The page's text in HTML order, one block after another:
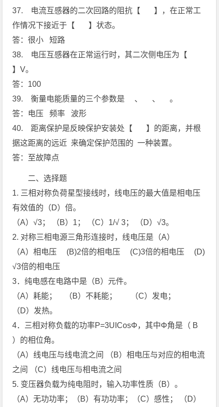
37. 电流互感器的二次回路的阻抗【 】，在正常工
作情况下接近于【 】状态。
答：很小 短路
38. 电压互感器在正常运行时，其二次侧电压为【
】V。
答：100
39. 衡量电能质量的三个参数是 、 、 。
答：电压 频率 波形
40. 距离保护是反映保护安装处【 】的距离，并根
据这距离的远近 来确定保护范围的 一种装置。
答：至故障点
二、选择题
1. 三相对称负荷星型接线时，线电压的最大值是相电压
有效值的（D）倍。
（A）√3； （B）1； （C）1/√ 3； （D）√3。
2. 对称三相电源三角形连接时，线电压是（A）
（A）相电压 (B)2倍的相电压 (C)3倍的相电压 (D)
√3倍的相电压
3．纯电感在电路中是（B）元件。
（A）耗能； （B）不耗能； （C）发电；
（D）发热。
4．三相对称负载的功率P=3UICosΦ，其中Φ角是（ B
）的相位角。
（A）线电压与线电流之间 （B）相电压与对应的相电流
之间 （C）线电压与相电流之间
5. 变压器负载为纯电阻时，输入功率性质（B）。
（A）无功功率；（B）有功功率；（C）感性； （D）